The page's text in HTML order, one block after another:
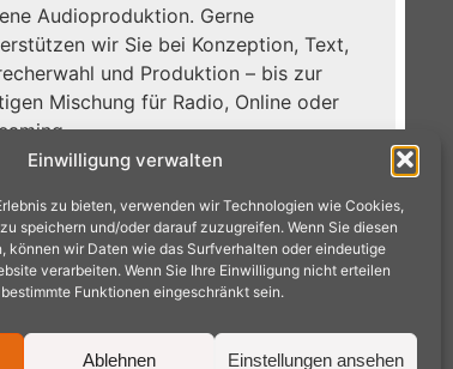
Einwilligung verwalten
zu bieten, verwenden wir Technologien wie Cookies,
speichern und/oder darauf zuzugreifen. Wenn Sie diesen
können wir Daten wie das Surfverhalten oder eindeutige
verarbeiten. Wenn Sie Ihre Einwilligung nicht erteilen
Funktionen eingeschränkt sein.
Ablehnen Einstellungen ansehen
Audioproduktion. Gerne
wir Sie bei Konzeption, Text,
und Produktion – bis zur
Mischung für Radio, Online oder
→
02404 9575240 ·
mail@radioproduktion.de